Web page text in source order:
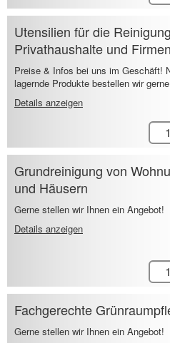
Utensilien für die
Privathaushalte und Firmen
Preise & Infos bei uns im Geschäft!
lagernde Produkte bestellen wir
Details anzeigen
Grundreinigung von
und Häusern
Gerne stellen wir Ihnen ein Angebot!
Details anzeigen
Fachgerechte
Gerne stellen wir Ihnen ein Angebot!